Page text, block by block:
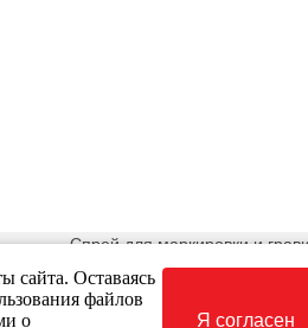
Спрей для маркировки и
Тел.: 8-800-5555-620
сайта. Оставаясь
файлов
о
Я согласен